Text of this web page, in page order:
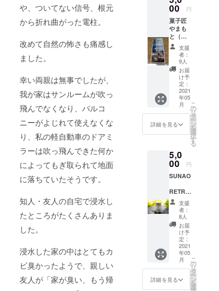
や、ついてない信号、根元
から折れ曲がった電柱。
改めて自然の怖さも痛感し
ました。
幸い両親は無事でしたが、
我が家はサンルームが吹っ
飛んでなくなり、バルコ
ニーがよじれて使えなくな
り、私の軽自動車のドアミ
ラーは吹っ飛んできた何か
によってもぎ取られて地面
に落ちていたそうです。
知人・友人の自宅で浸水し
たところがたくさんありま
した。
浸水した家の中はとてもカ
ビ臭かったようで、親しい
友人が「家が臭い、もう帰
は本企
画のオ
リジナ
ルブレ
ンド
（１
個）と
なりま
す。
麻を５
０％以
上使用
し素材
の機能
性を最
大限に
生かし
たソッ
クス。
肌周り
の水分
を調整
するこ
い日は
快適
暖かさ
を保ち
ます。
AWAカ
フェ
は、安
房の一
宮「安
房神
社」の
目の前
に位置
しま
す。 か
つて房
は麻産
業で栄
ush-
awacaf
e.com/p
roduct-
page/he
mp-
handke
rchief
AWAカ
フェ
（館山
市大神
566−5
）オリ
ジナル
澤から
のお礼
のお手
紙を送
ります
※必ず備
考欄に
甘口か
辛口の
いずれ
かを記
入して
くださ
い。
AWAカ
フェ
5）オリ
ジナル
地元
じゃ有
スープ
カレー
をご自
宅で楽
しんで
いただ
けま
す。
【参考
URL】
https://
www.pl
00 円
菓子匠
やまも
と（館
山市北
条１８
２１−１
５）の
南総和
菓子詰
め合わ
せセッ
ト１つ
と 主催
者・梅
澤から
のお礼
紙を送
りま
す。 館
山民な
ない人
はいな
（笑？
）和菓
子屋さ
ん「や
まも
と」さ
んの 売
れ筋
「凪ど
支援
者：
9人
お届
け予
定：
2021
年05
月
詳細を見る
こ
の
リ
タ
ー
ン
を
選
択
す
る
5,0
00 円
SUNAO
RETRE
AT 奥
白浜
（南房
総市白
浜町白
浜9088-
1）の白
浜生絞
り豆腐
２つと
主催
者・梅
支援
者：
8人
お届
け予
定：
2021
年05
月
詳細を見る
こ
の
リ
タ
ー
ン
を
選